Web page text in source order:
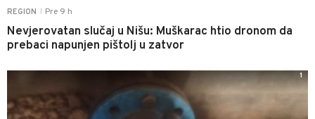
REGION Pre 9 h
Nevjerovatan slučaj u Nišu: Muškarac htio dronom da
prebaci napunjen pištolj u zatvor
1